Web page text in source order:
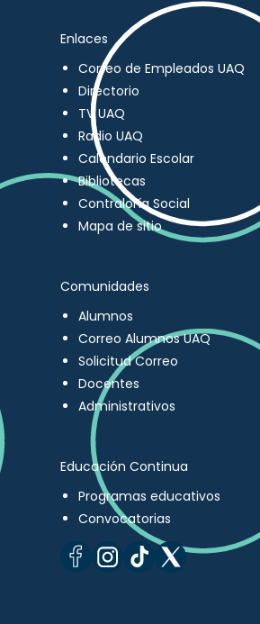
Enlaces
Correo de Empleados UAQ
Directorio
TV UAQ
Radio UAQ
Calendario Escolar
Bibliotecas
Contraloría Social
Mapa de sitio
Comunidades
Alumnos
Correo Alumnos UAQ
Solicitud Correo
Docentes
Administrativos
Educación Continua
Programas educativos
Convocatorias